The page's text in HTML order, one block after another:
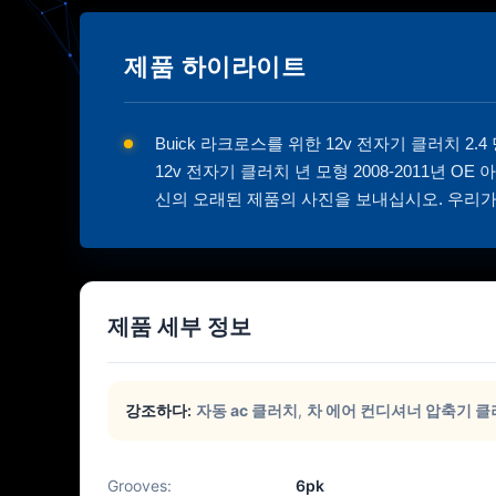
제품 하이라이트
Buick 라크로스를 위한 12v 전자기 클러치
12v 전자기 클러치 년 모형 2008-2011년 OE
신의 오래된 제품의 사진을 보내십시오. 우리
제품 세부 정보
강조하다: 자동 ac 클러치, 차 에어 컨디셔너 압축기 클
Grooves: 6pk